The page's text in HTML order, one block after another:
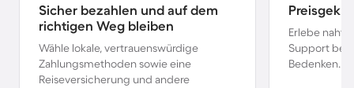
Sicher bezahlen und auf dem
richtigen Weg bleiben
Wähle lokale, vertrauenswürdige
Zahlungsmethoden sowie eine
Reiseversicherung und andere
Erlebe
Support bei
Bedenken.